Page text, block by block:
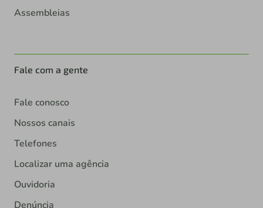
Assembleias
Fale com a gente
Fale conosco
Nossos canais
Telefones
Localizar uma agência
Ouvidoria
Denúncia